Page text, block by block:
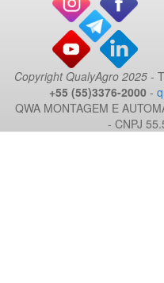
Copyright QualyAgro 2025 -
+55 (55)3376-2000 -
QWA MONTAGEM E
- CNPJ